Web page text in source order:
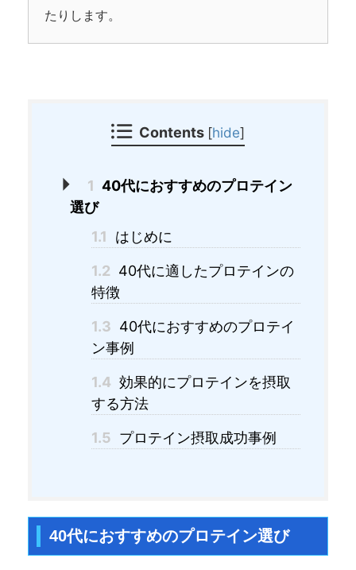
たりします。
Contents [hide]
1 40代におすすめのプロテイン
選び
1.1
はじめに
1.2 40代に適したプロテインの
特徴
1.3 40代におすすめのプロテイ
ン事例
1.4 効果的にプロテインを摂取
する方法
1.5 プロテイン摂取成功事例
40代におすすめのプロテイン選び